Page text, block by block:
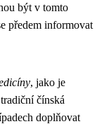
být v tomto
předem informovat
, jako je
čínská
doplňovat